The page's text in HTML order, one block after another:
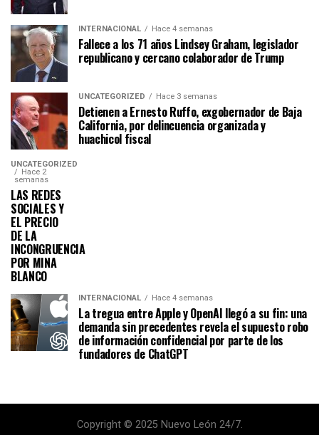
INTERNACIONAL Hace 4 semanas
Fallece a los 71 años Lindsey Graham, legislador
republicano y cercano colaborador de Trump
UNCATEGORIZED Hace 3 semanas
Detienen a Ernesto Ruffo, exgobernador de Baja
California, por delincuencia organizada y
huachicol fiscal
UNCATEGORIZED
Hace 2
semanas
LAS REDES
SOCIALES Y
EL PRECIO
DE LA
INCONGRUENCIA
POR MINA
BLANCO
INTERNACIONAL Hace 4 semanas
La tregua entre Apple y OpenAI llegó a su fin: una
demanda sin precedentes revela el supuesto robo
de información confidencial por parte de los
fundadores de ChatGPT
Copyright © 2025 Nuevo León 24/7.